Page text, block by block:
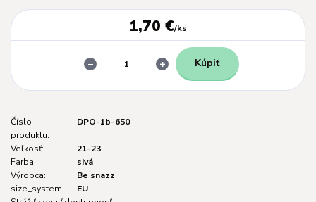
1,70 €/ks
Kúpiť
Číslo
produktu:
DPO-1b-650
Veľkosť:
21-23
Farba:
sivá
Výrobca:
Be snazz
size_system:
EU